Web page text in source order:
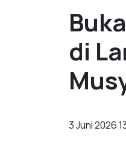
di
3 Juni 2026